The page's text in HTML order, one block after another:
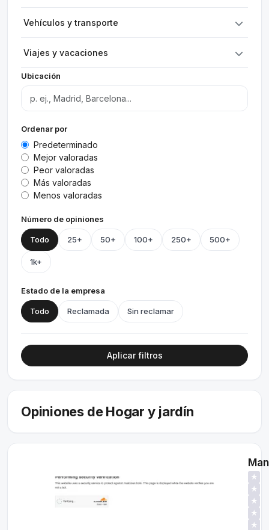
Vehículos y transporte
Viajes y vacaciones
Ubicación
Ordenar por
Predeterminado
Mejor valoradas
Peor valoradas
Más valoradas
Menos valoradas
Número de opiniones
Todo 25+ 50+ 100+ 250+ 500+
1k+
Estado de la empresa
Todo Reclamada Sin reclamar
Aplicar filtros
Opiniones de Hogar y jardín
★
★
★
★
★